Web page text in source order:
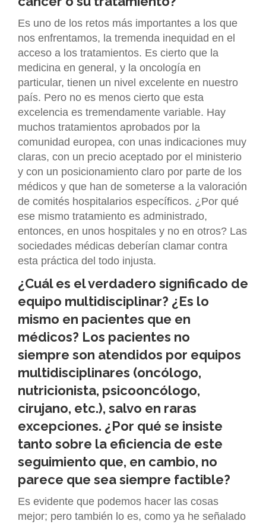
Es uno de los retos más importantes a los que
nos enfrentamos, la tremenda inequidad en el
acceso a los tratamientos. Es cierto que la
medicina en general, y la oncología en
particular, tienen un nivel excelente en nuestro
país. Pero no es menos cierto que esta
excelencia es tremendamente variable. Hay
muchos tratamientos aprobados por la
comunidad europea, con unas indicaciones muy
claras, con un precio aceptado por el ministerio
y con un posicionamiento claro por parte de los
médicos y que han de someterse a la valoración
de comités hospitalarios específicos. ¿Por qué
ese mismo tratamiento es administrado,
entonces, en unos hospitales y no en otros? Las
sociedades médicas deberían clamar contra
esta práctica del todo injusta.
¿Cuál es el verdadero significado de
equipo multidisciplinar? ¿Es lo
mismo en pacientes que en
médicos? Los pacientes no
siempre son atendidos por equipos
multidisciplinares (oncólogo,
nutricionista, psicooncólogo,
cirujano, etc.), salvo en raras
excepciones. ¿Por qué se insiste
tanto sobre la eficiencia de este
seguimiento que, en cambio, no
parece que sea siempre factible?
Es evidente que podemos hacer las cosas
mejor; pero también lo es, como ya he señalado